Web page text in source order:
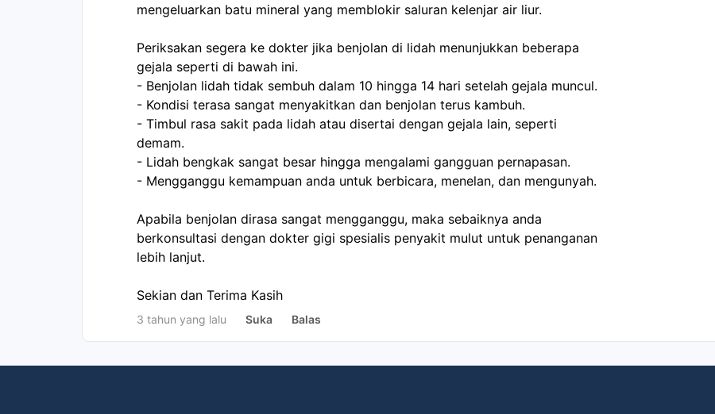
mengeluarkan batu mineral yang memblokir saluran kelenjar air liur.
Periksakan segera ke dokter jika benjolan di lidah menunjukkan beberapa
gejala seperti di bawah ini.
- Benjolan lidah tidak sembuh dalam 10 hingga 14 hari setelah gejala muncul.
- Kondisi terasa sangat menyakitkan dan benjolan terus kambuh.
- Timbul rasa sakit pada lidah atau disertai dengan gejala lain, seperti
demam.
- Lidah bengkak sangat besar hingga mengalami gangguan pernapasan.
- Mengganggu kemampuan anda untuk berbicara, menelan, dan mengunyah.
Apabila benjolan dirasa sangat mengganggu, maka sebaiknya anda
berkonsultasi dengan dokter gigi spesialis penyakit mulut untuk penanganan
lebih lanjut.
Sekian dan Terima Kasih
3 tahun yang lalu Suka Balas